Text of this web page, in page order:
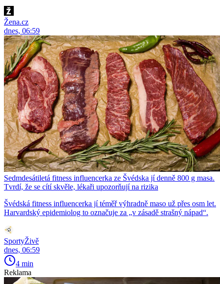
Žena.cz
dnes, 06:59
Sedmdesátiletá fitness influencerka ze Švédska jí denně 800 g masa.
Tvrdí, že se cítí skvěle, lékaři upozorňují na rizika
Švédská fitness influencerka jí téměř výhradně maso už přes osm let.
Harvardský epidemiolog to označuje za „v zásadě strašný nápad“.
SportyŽivě
dnes, 06:59
4 min
Reklama